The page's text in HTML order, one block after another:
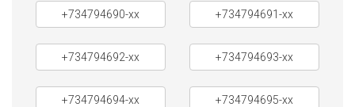
+734794690-xx +734794691-xx
+734794692-xx +734794693-xx
+734794694-xx +734794695-xx